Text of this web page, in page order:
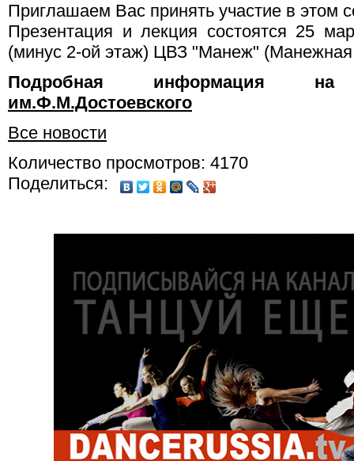
Приглашаем Вас принять участие в этом
Презентация и лекция состоятся 25
(минус 2-ой этаж) ЦВЗ "Манеж"
Подробная информация
им.Ф.М.Достоевского
Все новости
Количество просмотров: 4170
Поделиться: